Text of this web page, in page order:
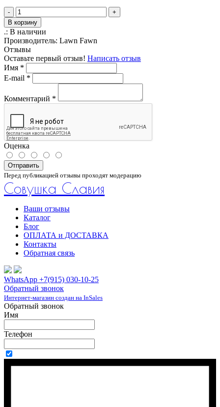
-
+
В корзину
.: В наличии
Производитель: Lawn Fawn
Отзывы
Оставьте первый отзыв! Написать отзыв
Имя *
E-mail *
Комментарий *
Оценка
Отправить
Перед публикацией отзывы проходят модерацию
Совушка Славия
Ваши отзывы
Каталог
Блог
ОПЛАТА и ДОСТАВКА
Контакты
Обратная связь
WhatsApp +7(915) 030-10-25
Обратный звонок
Интернет-магазин создан на InSales
Обратный звонок
Имя
Телефон